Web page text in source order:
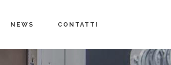
NEWS CONTATTI